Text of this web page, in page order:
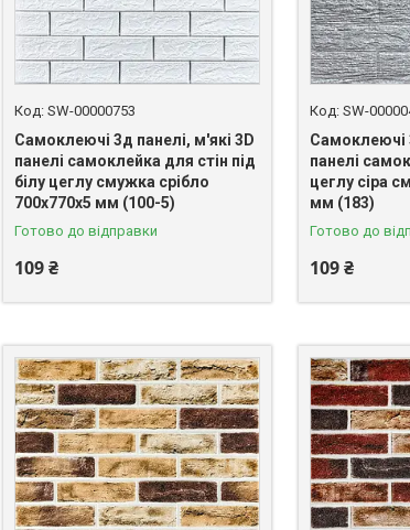
SW-00000753
Самоклеючі 3д панелі, м'які 3D
панелі самоклейка для стін під
білу цеглу смужка срібло
700х770х5 мм (100-5)
Готово до відправки
109 ₴
SW-
Самоклеючі
панелі
цеглу сіра
мм (183)
Готово до
109 ₴